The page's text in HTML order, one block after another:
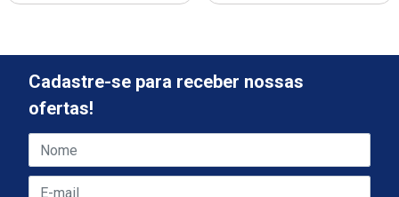
Cadastre-se para receber nossas
ofertas!